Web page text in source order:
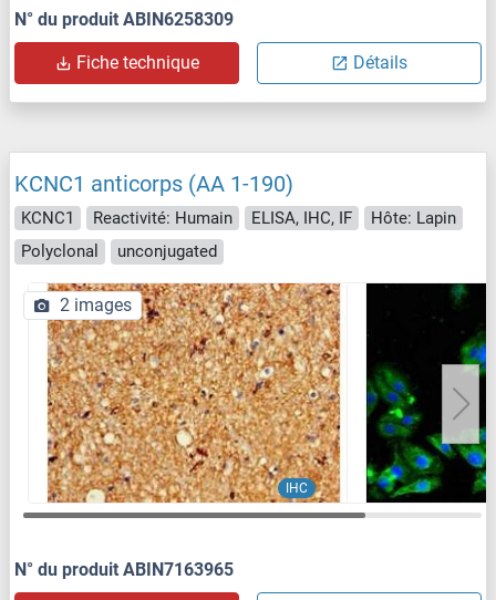
N° du produit ABIN6258309
Fiche technique Détails
KCNC1 anticorps (AA 1-190)
KCNC1 Reactivité: Humain ELISA, IHC, IF
Hôte: Lapin
Polyclonal
unconjugated
IHC
2 images
N° du produit ABIN7163965